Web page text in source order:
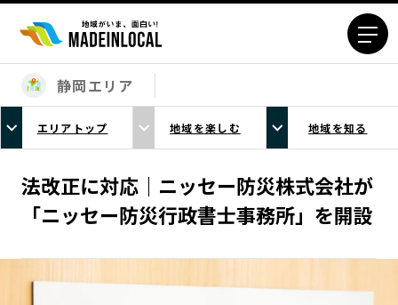
エリアから探す
北海道エリア
青森エリア
岩手エリア
宮城エリア
秋田エリア
山形エリア
福島エリア
茨城エリア
栃木エリア
群馬エリア
埼玉エリア
千葉エリア
静岡エリア
エリアトップ 地域を楽しむ 地域を知る
法改正に対応｜ニッセー防災株式会社が
「ニッセー防災行政書士事務所」を開設